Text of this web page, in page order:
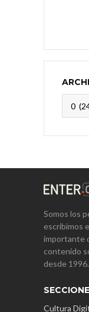
Somos los
escribimos
importante
contenido
desde 1996.
Cultura